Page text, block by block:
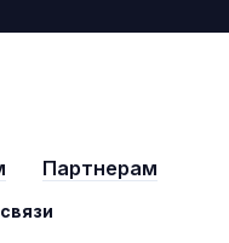
Партнерам